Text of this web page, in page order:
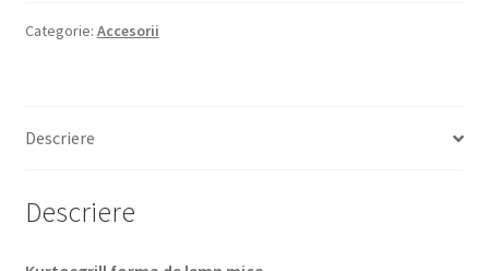
Categorie: Accesorii
Descriere
Descriere